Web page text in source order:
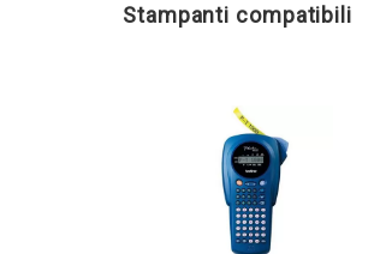
Stampanti compatibili